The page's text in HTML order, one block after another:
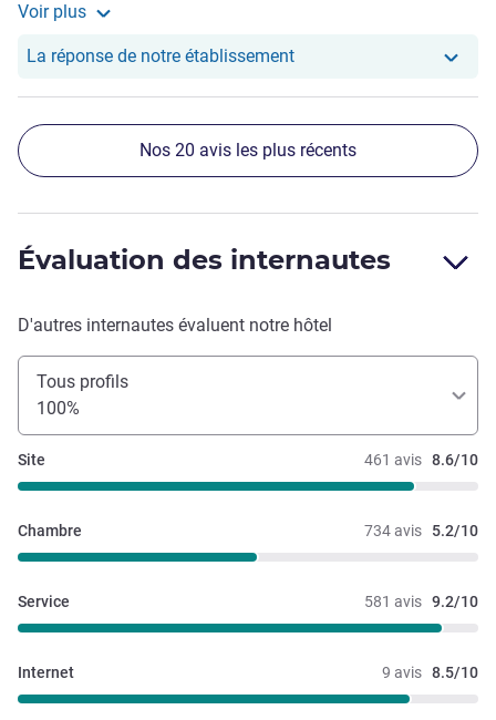
température de la douche était très fluctuante. Personnel
d'accueil agréable. Le petit-déjeuner est moyen, assez
diversifié mais peu goûteux même le café. Pas d'espace
pour remplir sa gourde soi-même a priori ? Bref ça allait
pour une nuit, pas plus.
Voir plus
La réponse de notre établissementNotre hôtel a repondu au
Nos 20 avis les plus récents
Évaluation des internautes
D'autres internautes évaluent notre hôtel
Tous profils
100%
461 avis 8.6/10
Site
734 avis 5.2/10
Chambre
581 avis 9.2/10
Service
9 avis 8.5/10
Internet